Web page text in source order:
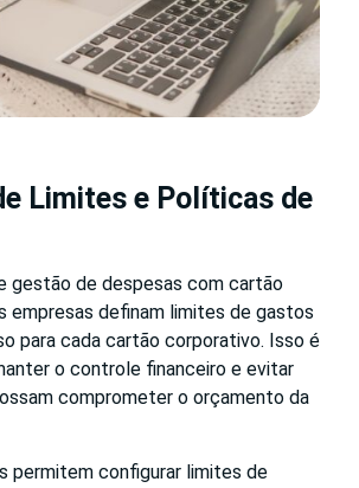
Limites e Políticas de
gestão de despesas com cartão
empresas definam limites de gastos
para cada cartão corporativo. Isso é
o controle financeiro e evitar
comprometer o orçamento da
permitem configurar limites de